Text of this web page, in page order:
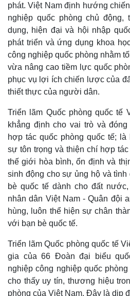
Thể thao
Bóng đá
Lịch thi đấu bóng đá
Thế giới thể thao
eSports
Hậu trường
phát. Việt Nam định hướng
nghiệp quốc phòng chủ
dụng, hiện đại và hội nhập
phát triển và ứng dụng khoa
công nghiệp quốc phòng nhằm
vừa nâng cao tiềm lực quốc
phục vụ lợi ích chiến lược của
thiết thực của người dân.
Triển lãm Quốc phòng quốc tế
khẳng định cho vai trò và
hợp tác quốc phòng quốc tế;
sự tôn trọng và thiện chí hợp
thế giới hòa bình, ổn định và
sinh động cho sự ủng hộ và tình
bè quốc tế dành cho đất
nhân dân Việt Nam - Quân đội
hùng, luôn thể hiện sự chân
với bạn bè quốc tế.
Triển lãm Quốc phòng quốc tế
gia của 66 Đoàn đại biểu
nghiệp công nghiệp quốc
cho thấy uy tín, thương hiệu
phòng của Việt Nam. Đây là dịp